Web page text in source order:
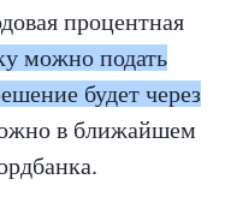
процентная
можно подать
будет через
в ближайшем